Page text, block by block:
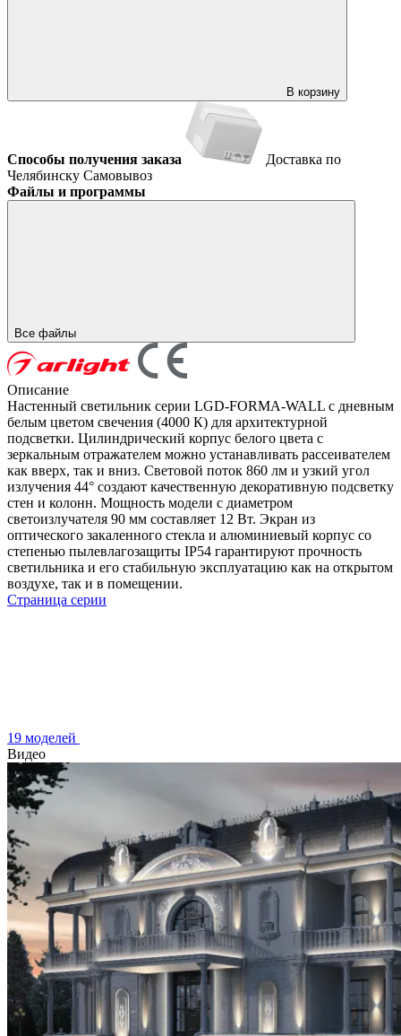
В корзину
Способы получения заказа
Доставка по
Челябинску Самовывоз
Файлы и программы
Все файлы
Описание
Настенный светильник серии LGD-FORMA-WALL с дневным
белым цветом свечения (4000 К) для архитектурной
подсветки. Цилиндрический корпус белого цвета с
зеркальным отражателем можно устанавливать рассеивателем
как вверх, так и вниз. Световой поток 860 лм и узкий угол
излучения 44° создают качественную декоративную подсветку
стен и колонн. Мощность модели с диаметром
светоизлучателя 90 мм составляет 12 Вт. Экран из
оптического закаленного стекла и алюминиевый корпус со
степенью пылевлагозащиты IP54 гарантируют прочность
светильника и его стабильную эксплуатацию как на открытом
воздухе, так и в помещении.
Страница серии
19 моделей
Видео